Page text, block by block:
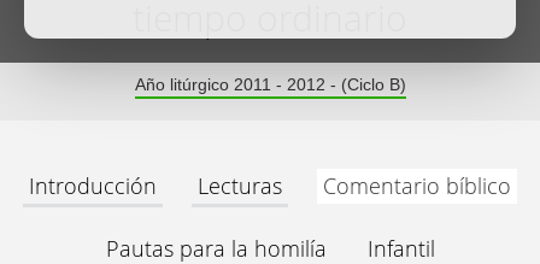
Año litúrgico 2011 - 2012 - (Ciclo B)
Introducción Lecturas Comentario bíblico
Pautas para la homilía Infantil